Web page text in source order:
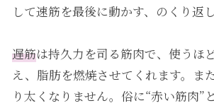
して速筋を最後に動かす、のくり返
遅筋は持久力を司る筋肉で、使うほ
え、脂肪を燃焼させてくれます。ま
り太くなりません。俗に“赤い筋肉”